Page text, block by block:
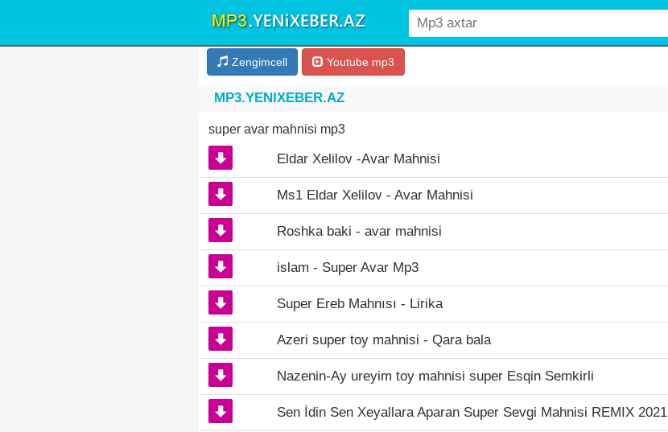
Zengimcell Youtube mp3
MP3.YENIXEBER.AZ
super avar mahnisi mp3
Eldar Xelilov -Avar Mahnisi
Ms1 Eldar Xelilov - Avar Mahnisi
Roshka baki - avar mahnisi
islam - Super Avar Mp3
Super Ereb Mahnısı - Lirika
Azeri super toy mahnisi - Qara bala
Nazenin-Ay ureyim toy mahnisi super Esqin Semkirli
Sen İdin Sen Xeyallara Aparan Super Sevgi Mahnisi REMIX 2021